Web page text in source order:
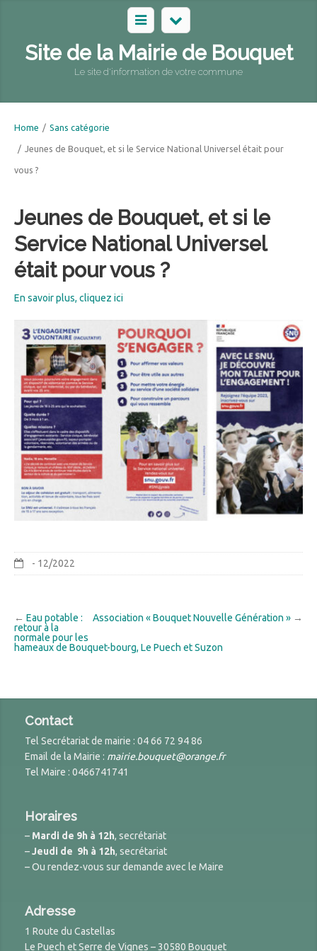
Site de la Mairie de Bouquet
Le site d'information de votre commune
Home / Sans catégorie
/ Jeunes de Bouquet, et si le Service National Universel était pour
vous ?
Jeunes de Bouquet, et si le
Service National Universel
était pour vous ?
En savoir plus, cliquez ici
- 12/2022
Association « Bouquet Nouvelle Génération » →
← Eau potable :
retour à la
normale pour les
hameaux de Bouquet-bourg, Le Puech et Suzon
Contact
Tel Secrétariat de mairie : 04 66 72 94 86
Email de la Mairie : mairie.bouquet@orange.fr
Tel Maire : 0466741741
Horaires
– Mardi de 9h à 12h, secrétariat
–Jeudi de 9h à 12h, secrétariat
– Ou rendez-vous sur demande avec le Maire
Adresse
1 Route du Castellas
Le Puech et Serre de Vignes – 30580 Bouquet